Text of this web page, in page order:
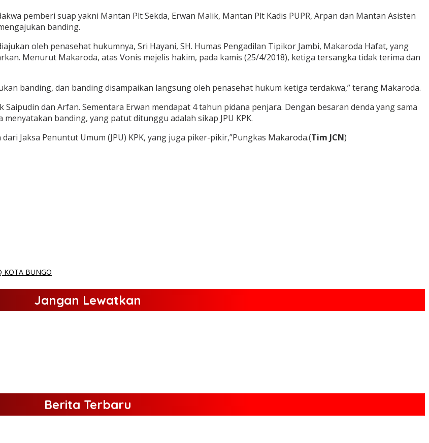
pemberi suap yakni Mantan Plt Sekda, Erwan Malik, Mantan Plt Kadis PUPR, Arpan dan Mantan Asisten
banding.
oleh penasehat hukumnya, Sri Hayani, SH. Humas Pengadilan Tipikor Jambi, Makaroda Hafat, yang
Menurut Makaroda, atas Vonis mejelis hakim, pada kamis (25/4/2018), ketiga tersangka tidak terima dan
banding, dan banding disampaikan langsung oleh penasehat hukum ketiga terdakwa,” terang Makaroda.
dan Arfan. Sementara Erwan mendapat 4 tahun pidana penjara. Dengan besaran denda yang sama
banding, yang patut ditunggu adalah sikap JPU KPK.
Jaksa Penuntut Umum (JPU) KPK, yang juga piker-pikir,”Pungkas Makaroda.(Tim JCN)
KOTA BUNGO
Jangan Lewatkan
Berita Terbaru